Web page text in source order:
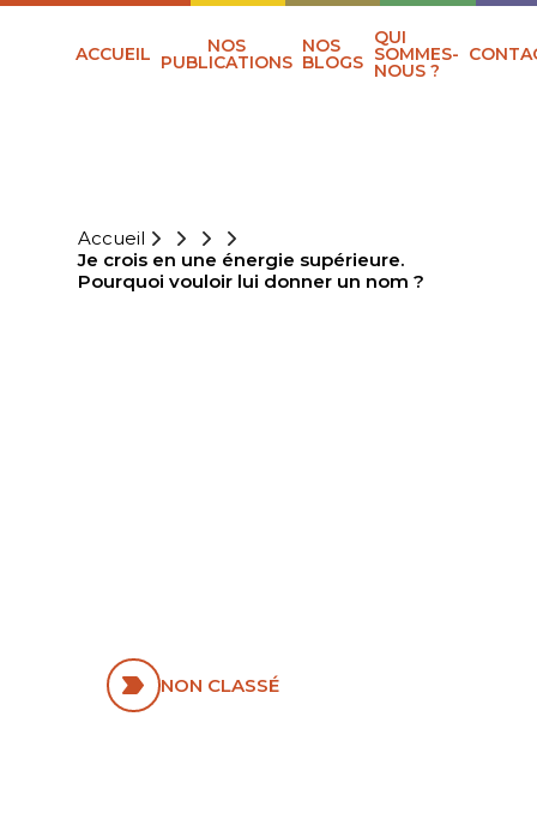
ACCUEIL NOS
PUBLICATIONS
NOS
BLOGS
QUI
SOMMES-
NOUS ?
Accueil
Je crois en une énergie supérieure.
Pourquoi vouloir lui donner un nom ?
NON CLASSÉ